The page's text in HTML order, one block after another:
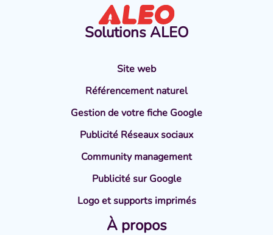
Solutions ALEO
Site web
Référencement naturel
Gestion de votre fiche Google
Publicité Réseaux sociaux
Community management
Publicité sur Google
Logo et supports imprimés
À propos